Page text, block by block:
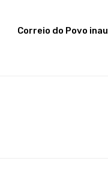
Correio do Povo